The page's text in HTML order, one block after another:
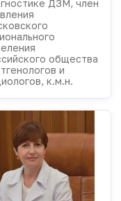
ДЗМ, член
общества
и
к.м.н.